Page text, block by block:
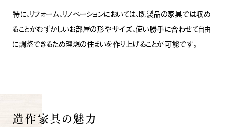
特に、リフォーム、リノベーションにおいては、既製品の家具では収め
ることがむずかしいお部屋の形やサイズ、使い勝手に合わせて自由
に調整できるため理想の住まいを作り上げることが可能です。
造作家具の魅力